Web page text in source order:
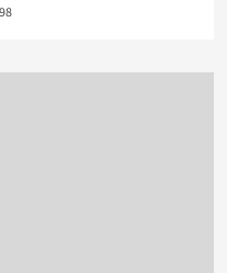
98